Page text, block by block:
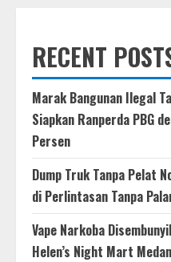
RECENT
Marak Bangunan Ilegal
Siapkan Ranperda PBG
Persen
Dump Truk Tanpa Pelat
di Perlintasan Tanpa
Vape Narkoba
Helen’s Night Mart